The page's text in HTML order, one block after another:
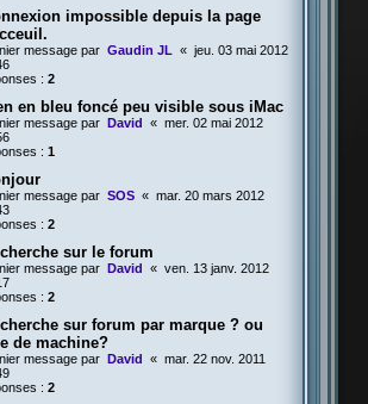
impossible depuis la page
message par Gaudin JL « jeu. 03 mai 2012
: 2
en bleu foncé peu visible sous iMac
message par David « mer. 02 mai 2012
: 1
message par SOS « mar. 20 mars 2012
: 2
sur le forum
message par David « ven. 13 janv. 2012
: 2
sur forum par marque ? ou
de machine?
message par David « mar. 22 nov. 2011
: 2